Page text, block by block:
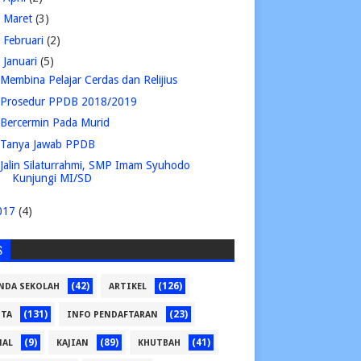
Maret (3)
Februari (2)
Januari (5)
Membina Pelajar Cerdas dan Relijius
Prosedur PPDB 2018/2019
Bercermin Pada Murid
Tanya Jawab PPDB
Jalin Silaturrahmi, SMP Imam Syuhodo
Kunjungi MI/SD
(4)
SEKOLAH (42) ARTIKEL (126)
(131) INFO PENDAFTARAN (23)
(9) KAJIAN (89) KHUTBAH (41)